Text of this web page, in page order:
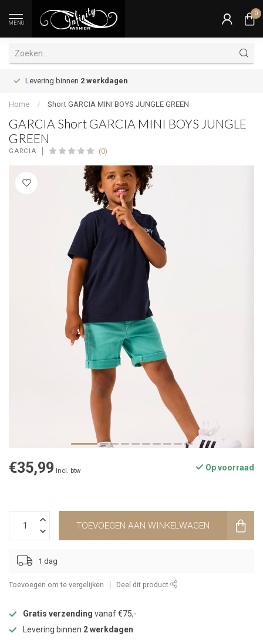
MENU
0
Levering binnen 2 werkdagen
Home / Short GARCIA MINI BOYS JUNGLE GREEN
GARCIA Short GARCIA MINI BOYS JUNGLE
GREEN
GARCIA (0)
€35,99 Incl. btw Op voorraad
TOEVOEGEN AAN WINKELWAGEN
1 dag
Toevoegen om te vergelijken Deel dit product
Gratis verzending vanaf €75,-
Levering binnen 2 werkdagen